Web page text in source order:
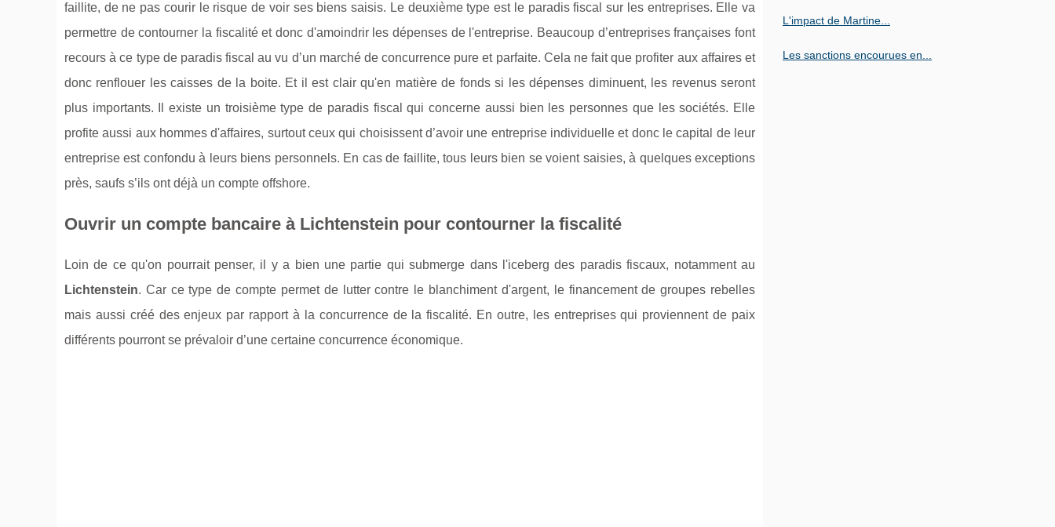
faillite, de ne pas courir le risque de voir ses biens saisis. Le deuxième type est le paradis fiscal sur les entreprises. Elle va
permettre de contourner la fiscalité et donc d'amoindrir les dépenses de l'entreprise. Beaucoup d’entreprises françaises font
recours à ce type de paradis fiscal au vu d’un marché de concurrence pure et parfaite. Cela ne fait que profiter aux affaires et
donc renflouer les caisses de la boite. Et il est clair qu'en matière de fonds si les dépenses diminuent, les revenus seront
plus importants. Il existe un troisième type de paradis fiscal qui concerne aussi bien les personnes que les sociétés. Elle
profite aussi aux hommes d'affaires, surtout ceux qui choisissent d’avoir une entreprise individuelle et donc le capital de leur
entreprise est confondu à leurs biens personnels. En cas de faillite, tous leurs bien se voient saisies, à quelques exceptions
près, saufs s’ils ont déjà un compte offshore.
Ouvrir un compte bancaire à Lichtenstein pour contourner la fiscalité
Loin de ce qu'on pourrait penser, il y a bien une partie qui submerge dans l'iceberg des paradis fiscaux, notamment au
Lichtenstein. Car ce type de compte permet de lutter contre le blanchiment d'argent, le financement de groupes rebelles
mais aussi créé des enjeux par rapport à la concurrence de la fiscalité. En outre, les entreprises qui proviennent de paix
différents pourront se prévaloir d’une certaine concurrence économique.
L'impact de Martine...
Les sanctions encourues en...